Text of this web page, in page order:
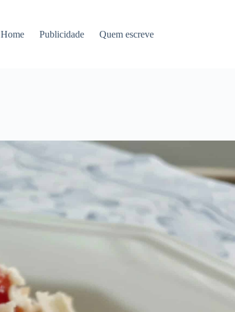
Home Publicidade Quem escreve